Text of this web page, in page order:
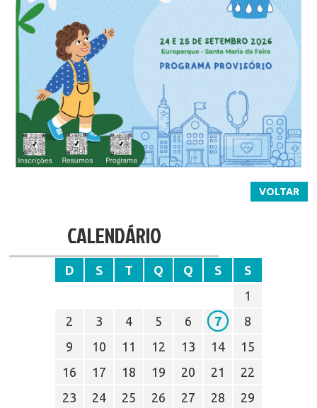
VOLTAR
CALENDÁRIO
D S T Q Q S
S
1
2
3 4 5 6 7
8
9
10 11 12 13 14
15
16
17 18 19 20 21
22
23
24 25 26 27 28 29